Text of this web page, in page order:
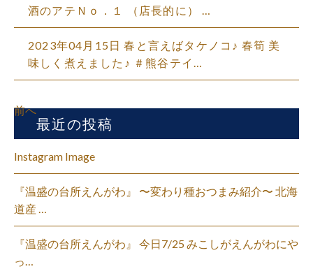
酒のアテＮｏ．１ （店長的に） …
2023年04月15日 春と言えばタケノコ♪ 春筍 美
味しく煮えました♪ ＃熊谷テイ…
前へ
最近の投稿
Instagram Image
『温盛の台所えんがわ』 〜変わり種おつまみ紹介〜 北海
道産 …
『温盛の台所えんがわ』 今日7/25 みこしがえんがわにや
っ…